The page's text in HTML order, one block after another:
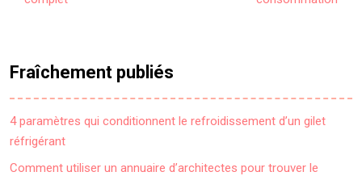
Fraîchement publiés
4 paramètres qui conditionnent le refroidissement d’un gilet
réfrigérant
Comment utiliser un annuaire d’architectes pour trouver le